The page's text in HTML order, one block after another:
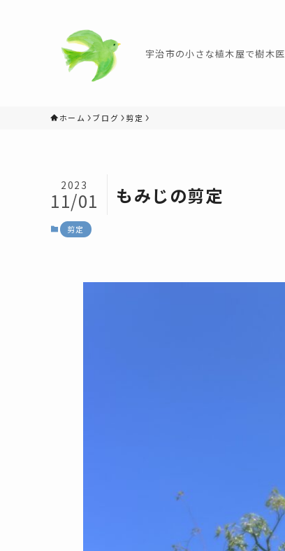
宇治市の小さな植木屋で樹木医
ホーム ブログ 剪定
もみじの剪定
2023
11/01
剪定